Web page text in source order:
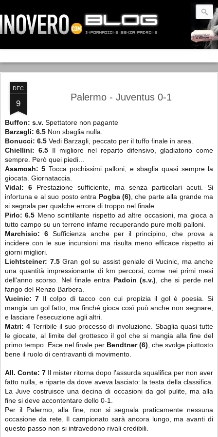
DEC
9 Palermo - Juventus 0-1
Buffon: s.v. Spettatore non pagante
Barzagli: 6.5 Non sbaglia nulla.
Bonucci: 6.5 Vedi Barzagli, peccato per il tuffo finale in area.
Chiellini: 6.5 Il migliore nel reparto difensivo, gladiatorio come
sempre. Però quei piedi...
Asamoah: 5 Tocca pochissimi palloni, e sbaglia quasi sempre la
giocata. Giornataccia.
Vidal: 6 Prestazione sufficiente, ma senza particolari acuti. Si
infortuna e al suo posto entra Pogba (6) , che parte alla grande ma
si segnala per qualche errore di troppo nel finale.
Pirlo: 6.5 Meno scintillante rispetto ad altre occasioni, ma gioca a
tutto campo su un terreno infame recuperando pure molti palloni.
Marchisio: 6 Sufficienza anche per il principino, che prova a
incidere con le sue incursioni ma risulta meno efficace rispetto ai
giorni migliori.
Lichtsteiner: 7.5Gran gol su assist geniale di Vucinic, ma anche
una quantità impressionante di km percorsi, come nei primi mesi
dell'anno scorso. Nel finale entra Padoin (s.v.) , che si perde nel
fango del Renzo Barbera.
Vucinic: 7 Il colpo di tacco con cui propizia il gol è poesia. Si
mangia un gol fatto, ma finché gioca così può anche non segnare,
e lasciare l'esecuzione agli altri.
Matri: 4Terribile il suo processo di involuzione. Sbaglia quasi tutte
le giocate, al limite del grottesco il gol che si mangia alla fine del
primo tempo. Esce nel finale per Bendtner (6) , che svolge piuttosto
bene il ruolo di centravanti di movimento.
All. Conte: 7 Il mister ritorna dopo l'assurda squalifica per non aver
fatto nulla, e riparte da dove aveva lasciato: la testa della classifica.
La Juve costruisce una decina di occasioni da gol pulite, ma alla
fine si deve accontentare dello 0-1.
Per il Palermo, alla fine, non si segnala praticamente nessuna
occasione da rete. Il campionato sarà ancora lungo, ma avanti di
questo passo non si intravedono rivali credibili.